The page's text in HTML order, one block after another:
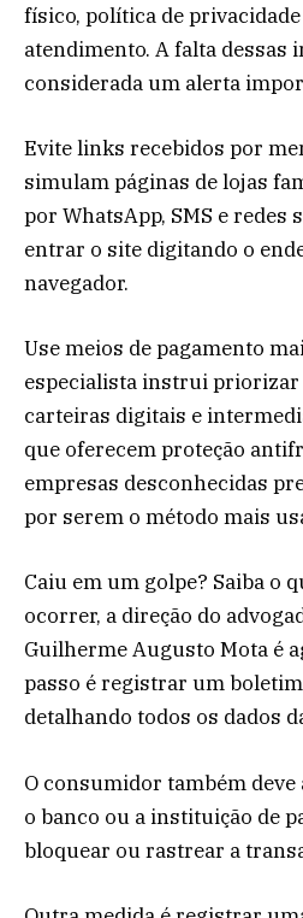
físico, política de privacidade
atendimento. A falta dessas
considerada um alerta
Evite links recebidos por
simulam páginas de lojas
por WhatsApp, SMS e redes
entrar o site digitando o
navegador.
Use meios de pagamento
especialista instrui
carteiras digitais e
que oferecem proteção
empresas desconhecidas
por serem o método mais
Caiu em um golpe? Saiba o
ocorrer, a direção do
Guilherme Augusto Mota é
passo é registrar um
detalhando todos os dados
O consumidor também
o banco ou a instituição de
bloquear ou rastrear a